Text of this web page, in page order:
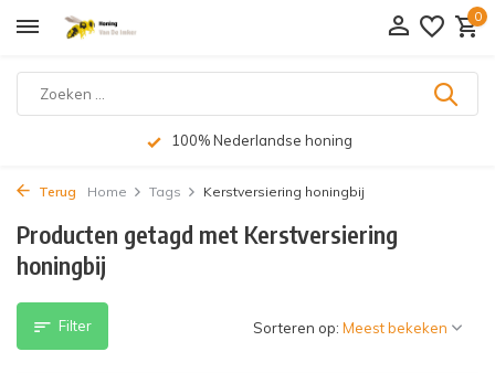
0
100% Nederlandse honing
Terug Home Tags Kerstversiering honingbij
Producten getagd met Kerstversiering
honingbij
Filter Sorteren op: